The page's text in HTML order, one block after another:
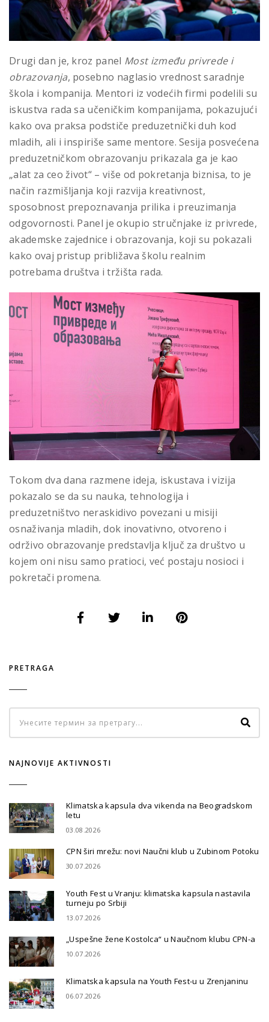
Drugi dan je, kroz panel Most između privrede i
obrazovanja, posebno naglasio vrednost saradnje
škola i kompanija. Mentori iz vodećih firmi podelili su
iskustva rada sa učeničkim kompanijama, pokazujući
kako ova praksa podstiče preduzetnički duh kod
mladih, ali i inspiriše same mentore. Sesija posvećena
preduzetničkom obrazovanju prikazala ga je kao
„alat za ceo život“ – više od pokretanja biznisa, to je
način razmišljanja koji razvija kreativnost,
sposobnost prepoznavanja prilika i preuzimanja
odgovornosti. Panel je okupio stručnjake iz privrede,
akademske zajednice i obrazovanja, koji su pokazali
kako ovaj pristup približava školu realnim
potrebama društva i tržišta rada.
Tokom dva dana razmene ideja, iskustava i vizija
pokazalo se da su nauka, tehnologija i
preduzetništvo neraskidivo povezani u misiji
osnaživanja mladih, dok inovativno, otvoreno i
održivo obrazovanje predstavlja ključ za društvo u
kojem oni nisu samo pratioci, već postaju nosioci i
pokretači promena.
PRETRAGA
NAJNOVIJE AKTIVNOSTI
Klimatska kapsula dva vikenda na Beogradskom
letu
03.08.2026
CPN širi mrežu: novi Naučni klub u Zubinom Potoku
30.07.2026
Youth Fest u Vranju: klimatska kapsula nastavila
turneju po Srbiji
13.07.2026
„Uspešne žene Kostolca“ u Naučnom klubu CPN-a
10.07.2026
Klimatska kapsula na Youth Fest-u u Zrenjaninu
06.07.2026